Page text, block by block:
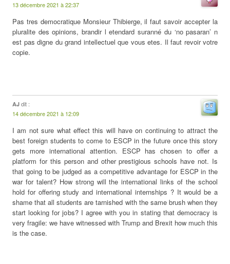
13 décembre 2021 à 22:37
Pas tres democratique Monsieur Thibierge, il faut savoir accepter la
pluralite des opinions, brandir l etendard suranné du ‘no pasaran’ n
est pas digne du grand intellectuel que vous etes. Il faut revoir votre
copie.
AJ dit :
14 décembre 2021 à 12:09
I am not sure what effect this will have on continuing to attract the
best foreign students to come to ESCP in the future once this story
gets more international attention. ESCP has chosen to offer a
platform for this person and other prestigious schools have not. Is
that going to be judged as a competitive advantage for ESCP in the
war for talent? How strong will the international links of the school
hold for offering study and international internships ? It would be a
shame that all students are tarnished with the same brush when they
start looking for jobs? I agree with you in stating that democracy is
very fragile: we have witnessed with Trump and Brexit how much this
is the case.